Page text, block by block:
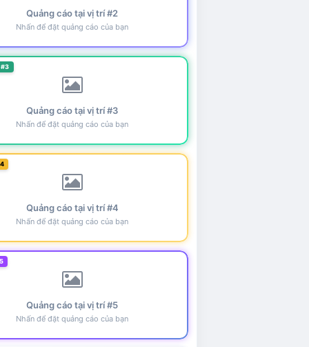
Quảng cáo tại vị trí #2
Nhấn để đặt quảng cáo của bạn
Quảng cáo tại vị trí #3
Nhấn để đặt quảng cáo của bạn
Quảng cáo tại vị trí #4
Nhấn để đặt quảng cáo của bạn
Quảng cáo tại vị trí #5
Nhấn để đặt quảng cáo của bạn